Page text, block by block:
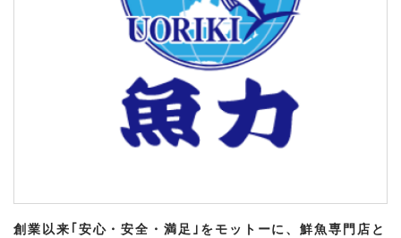
創業以来｢安心・安全・満足｣をモットーに、鮮魚専門店と